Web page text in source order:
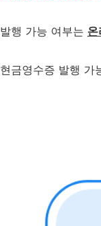
발행 가능 여부는
현금영수증 발행 가